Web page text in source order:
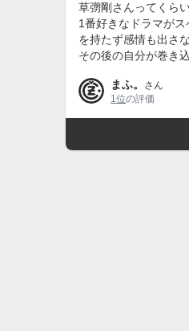
草彅剛さんってくら
1番好きなドラマが
を持たず感情も出さ
その後の自分が巻き
まふ。
さん
1位の評価